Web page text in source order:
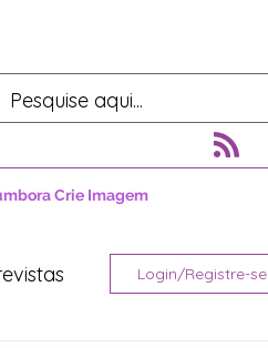
Crie Imagem
Login/Registre-se